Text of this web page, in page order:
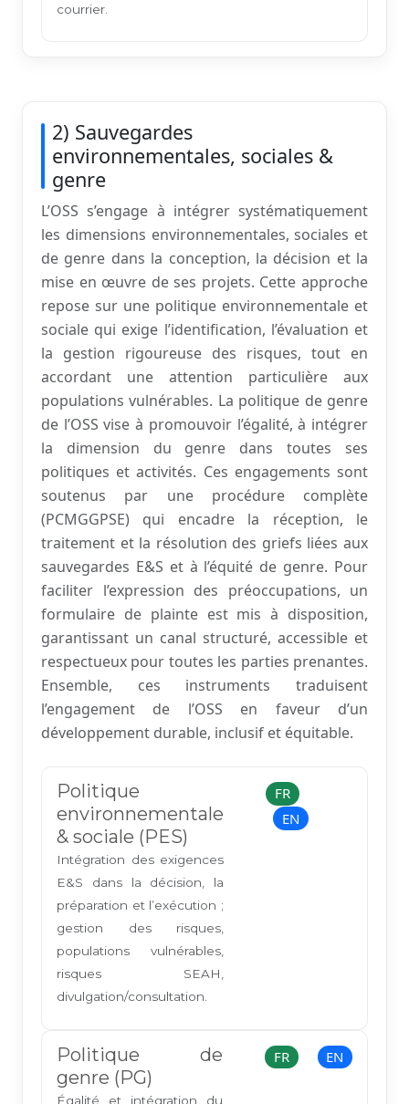
courrier.
2) Sauvegardes
environnementales, sociales &
genre
L’OSS s’engage à intégrer systématiquement
les dimensions environnementales, sociales et
de genre dans la conception, la décision et la
mise en œuvre de ses projets. Cette approche
repose sur une politique environnementale et
sociale qui exige l’identification, l’évaluation et
la gestion rigoureuse des risques, tout en
accordant une attention particulière aux
populations vulnérables. La politique de genre
de l’OSS vise à promouvoir l’égalité, à intégrer
la dimension du genre dans toutes ses
politiques et activités. Ces engagements sont
soutenus par une procédure complète
(PCMGGPSE) qui encadre la réception, le
traitement et la résolution des griefs liées aux
sauvegardes E&S et à l’équité de genre. Pour
faciliter l’expression des préoccupations, un
formulaire de plainte est mis à disposition,
garantissant un canal structuré, accessible et
respectueux pour toutes les parties prenantes.
Ensemble, ces instruments traduisent
l’engagement de l’OSS en faveur d’un
développement durable, inclusif et équitable.
Politique
environnementale
& sociale (PES)
Intégration des exigences
E&S dans la décision, la
préparation et l’exécution ;
gestion des risques,
populations vulnérables,
risques SEAH,
divulgation/consultation.
FR
EN
Politique de
genre (PG)
Égalité et intégration du
FR EN